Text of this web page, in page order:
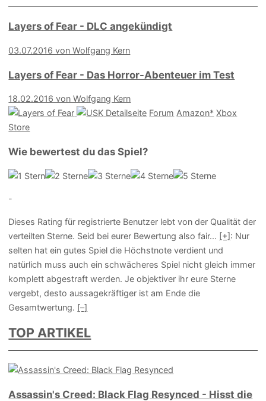
Layers of Fear - DLC angekündigt
03.07.2016 von Wolfgang Kern
Layers of Fear - Das Horror-Abenteuer im Test
18.02.2016 von Wolfgang Kern
Detailseite Forum Amazon* Xbox
Store
Wie bewertest du das Spiel?
-
Dieses Rating für registrierte Benutzer lebt von der Qualität der
verteilten Sterne. Seid bei eurer Bewertung also fair... [+] : Nur
selten hat ein gutes Spiel die Höchstnote verdient und
natürlich muss auch ein schwächeres Spiel nicht gleich immer
komplett abgestraft werden. Je objektiver ihr eure Sterne
vergebt, desto aussagekräftiger ist am Ende die
Gesamtwertung. [–]
TOP ARTIKEL
Assassin's Creed: Black Flag Resynced - Hisst die